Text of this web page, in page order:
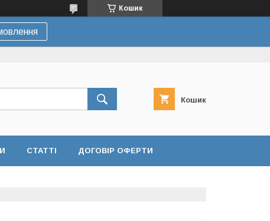
Кошик
Кошик
СТАТТІ ДОГОВІР ОФЕРТИ